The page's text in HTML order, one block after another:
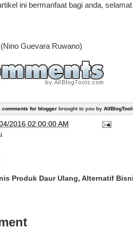
ini bermanfaat bagi anda,
(Nino Guevara Ruwano)
comments for blogger brought to you by
2016 02:00:00 AM
Produk Daur Ulang, Alternatif